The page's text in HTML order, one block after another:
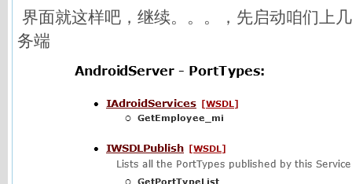
界面就这样吧，继续。。。，先启动咱们上
务端